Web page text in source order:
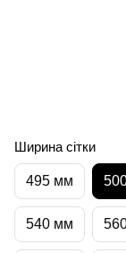
Ширина сітки
495 мм
540 мм